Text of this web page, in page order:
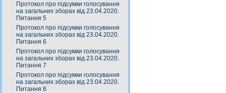
Протокол про підсумки голосування
на загальних зборах від 23.04.2020.
Питання 5
Протокол про підсумки голосування
на загальних зборах від 23.04.2020.
Питання 6
Протокол про підсумки голосування
на загальних зборах від 23.04.2020.
Питання 7
Протокол про підсумки голосування
на загальних зборах від 23.04.2020.
Питання 8